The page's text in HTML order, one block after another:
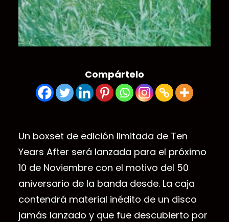
Compártelo
Un boxset de edición limitada de Ten
Years After será lanzada para el próximo
10 de Noviembre con el motivo del 50
aniversario de la banda desde. La caja
contendrá material inédito de un disco
jamás lanzado y que fue descubierto por